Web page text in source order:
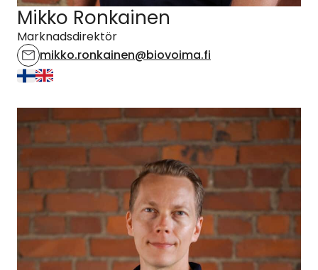
Mikko Ronkainen
Marknadsdirektör
mikko.ronkainen@biovoima.fi